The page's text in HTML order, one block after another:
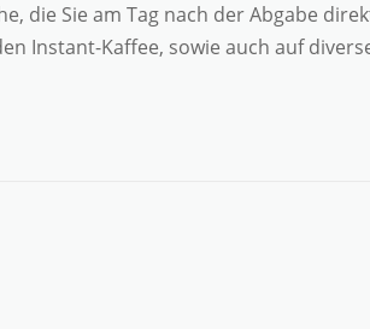
die Sie am Tag nach der Abgabe
Instant-Kaffee, sowie auch auf